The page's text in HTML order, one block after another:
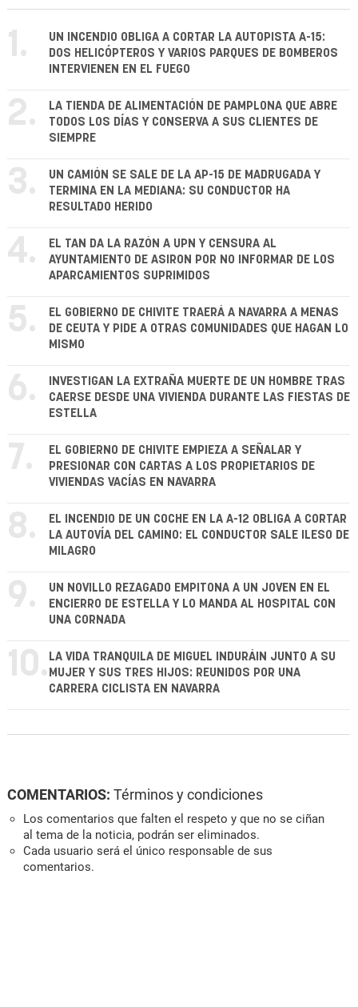
1.
UN INCENDIO OBLIGA A CORTAR LA AUTOPISTA A-15:
DOS HELICÓPTEROS Y VARIOS PARQUES DE BOMBEROS
INTERVIENEN EN EL FUEGO
2.
LA TIENDA DE ALIMENTACIÓN DE PAMPLONA QUE ABRE
TODOS LOS DÍAS Y CONSERVA A SUS CLIENTES DE
SIEMPRE
3.
UN CAMIÓN SE SALE DE LA AP-15 DE MADRUGADA Y
TERMINA EN LA MEDIANA: SU CONDUCTOR HA
RESULTADO HERIDO
4.
EL TAN DA LA RAZÓN A UPN Y CENSURA AL
AYUNTAMIENTO DE ASIRON POR NO INFORMAR DE LOS
APARCAMIENTOS SUPRIMIDOS
5.
EL GOBIERNO DE CHIVITE TRAERÁ A NAVARRA A MENAS
DE CEUTA Y PIDE A OTRAS COMUNIDADES QUE HAGAN LO
MISMO
6.
INVESTIGAN LA EXTRAÑA MUERTE DE UN HOMBRE TRAS
CAERSE DESDE UNA VIVIENDA DURANTE LAS FIESTAS DE
ESTELLA
7.
EL GOBIERNO DE CHIVITE EMPIEZA A SEÑALAR Y
PRESIONAR CON CARTAS A LOS PROPIETARIOS DE
VIVIENDAS VACÍAS EN NAVARRA
8.
EL INCENDIO DE UN COCHE EN LA A-12 OBLIGA A CORTAR
LA AUTOVÍA DEL CAMINO: EL CONDUCTOR SALE ILESO DE
MILAGRO
9.
UN NOVILLO REZAGADO EMPITONA A UN JOVEN EN EL
ENCIERRO DE ESTELLA Y LO MANDA AL HOSPITAL CON
UNA CORNADA
10. LA VIDA TRANQUILA DE MIGUEL INDURÁIN JUNTO A SU
MUJER Y SUS TRES HIJOS: REUNIDOS POR UNA
CARRERA CICLISTA EN NAVARRA
COMENTARIOS: Términos y condiciones
Los comentarios que falten el respeto y que no se ciñan
al tema de la noticia, podrán ser eliminados.
Cada usuario será el único responsable de sus
comentarios.